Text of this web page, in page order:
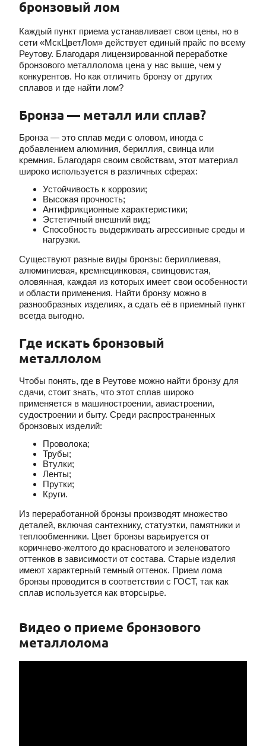
бронзовый лом
Каждый пункт приема устанавливает свои цены, но в
сети «МскЦветЛом» действует единый прайс по всему
Реутову. Благодаря лицензированной переработке
бронзового металлолома цена у нас выше, чем у
конкурентов. Но как отличить бронзу от других
сплавов и где найти лом?
Бронза — металл или сплав?
Бронза — это сплав меди с оловом, иногда с
добавлением алюминия, бериллия, свинца или
кремния. Благодаря своим свойствам, этот материал
широко используется в различных сферах:
Устойчивость к коррозии;
Высокая прочность;
Антифрикционные характеристики;
Эстетичный внешний вид;
Способность выдерживать агрессивные среды и
нагрузки.
Существуют разные виды бронзы: бериллиевая,
алюминиевая, кремнецинковая, свинцовистая,
оловянная, каждая из которых имеет свои особенности
и области применения. Найти бронзу можно в
разнообразных изделиях, а сдать её в приемный пункт
всегда выгодно.
Где искать бронзовый
металлолом
Чтобы понять, где в Реутове можно найти бронзу для
сдачи, стоит знать, что этот сплав широко
применяется в машиностроении, авиастроении,
судостроении и быту. Среди распространенных
бронзовых изделий:
Проволока;
Трубы;
Втулки;
Ленты;
Прутки;
Круги.
Из переработанной бронзы производят множество
деталей, включая сантехнику, статуэтки, памятники и
теплообменники. Цвет бронзы варьируется от
коричнево-желтого до красноватого и зеленоватого
оттенков в зависимости от состава. Старые изделия
имеют характерный темный оттенок. Прием лома
бронзы проводится в соответствии с ГОСТ, так как
сплав используется как вторсырье.
Видео о приеме бронзового
металлолома